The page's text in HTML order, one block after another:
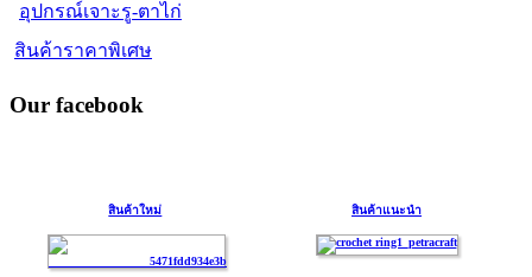
อุปกรณ์เจาะรู-ตาไก่
สินค้าราคาพิเศษ
Our facebook
สินค้าใหม่ สินค้าแนะนำ